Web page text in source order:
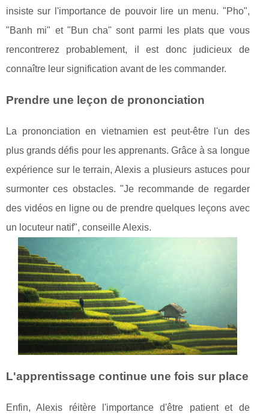
insiste sur l'importance de pouvoir lire un menu. "Pho",
"Banh mi" et "Bun cha" sont parmi les plats que vous
rencontrerez probablement, il est donc judicieux de
connaître leur signification avant de les commander.
Prendre une leçon de prononciation
La prononciation en vietnamien est peut-être l'un des
plus grands défis pour les apprenants. Grâce à sa longue
expérience sur le terrain, Alexis a plusieurs astuces pour
surmonter ces obstacles. "Je recommande de regarder
des vidéos en ligne ou de prendre quelques leçons avec
un locuteur natif", conseille Alexis.
L'apprentissage continue une fois sur place
Enfin, Alexis réitère l'importance d'être patient et de